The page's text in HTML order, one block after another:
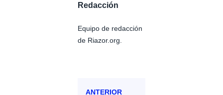
Redacción
Equipo de redacción
de Riazor.org.
ANTERIOR